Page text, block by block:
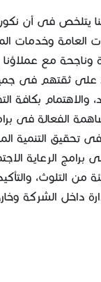
يتلخص فى أن
العامة وخدمات
وناجحة مع عملاؤنا
على ثقتهم فى
والاهتمام بكافة
الفعالة فى
فى تحقيق التنمية
الرعاية
من التلوث،
داخل الشركة